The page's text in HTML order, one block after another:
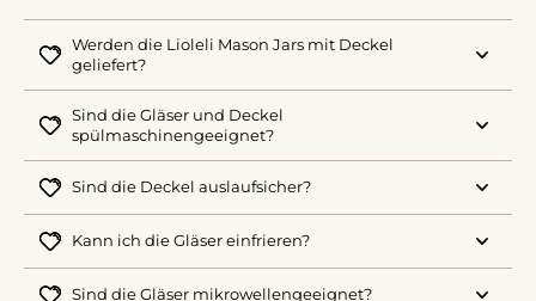
Werden die Lioleli Mason Jars mit Deckel
geliefert?
Sind die Gläser und Deckel
spülmaschinengeeignet?
Sind die Deckel auslaufsicher?
Kann ich die Gläser einfrieren?
Sind die Gläser mikrowellengeeignet?